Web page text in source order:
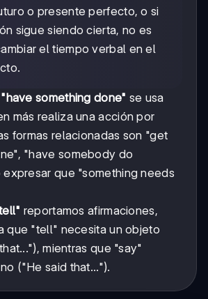
o presente perfecto, o si
sigue siendo cierta, no es
el tiempo verbal en el
"have something done" se usa
más realiza una acción por
formas relacionadas son "get
"have somebody do
expresar que "something needs
reportamos afirmaciones,
que "tell" necesita un objeto
mientras que "say"
("He said that...").